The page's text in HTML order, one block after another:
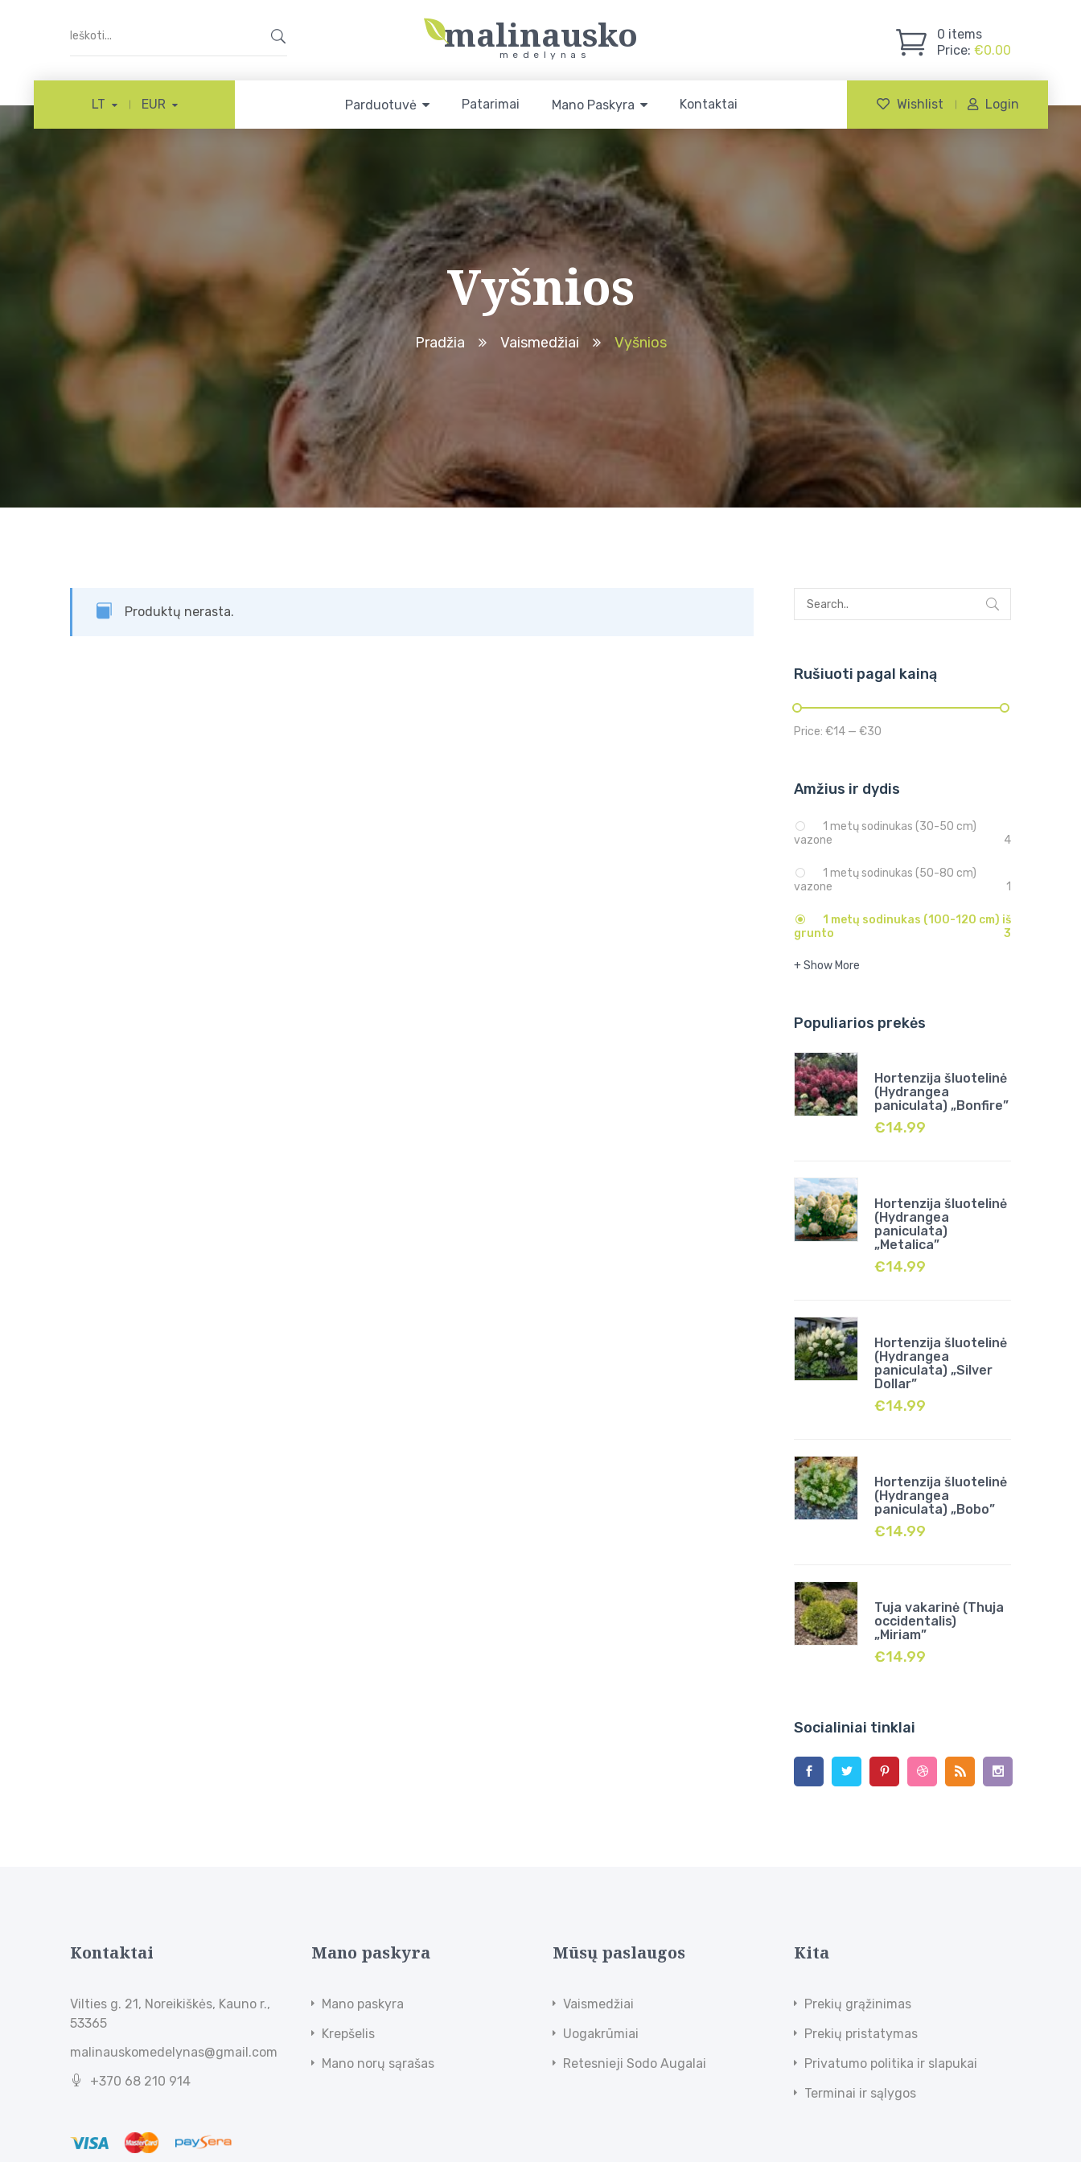
malinausko
medelynas
0 items
Price: €0.00
LT EUR Parduotuvė Patarimai Mano Paskyra Kontaktai Wishlist Login
Vyšnios
Pradžia Vaismedžiai Vyšnios
Produktų nerasta.
Rušiuoti pagal kainą
Price: €14 — €30
Amžius ir dydis
1 metų sodinukas (30-50 cm)
vazone
4
1 metų sodinukas (50-80 cm)
vazone
1
1 metų sodinukas (100-120 cm) iš
grunto
3
+ Show More
Populiarios prekės
Hortenzija šluotelinė
(Hydrangea
paniculata) „Bonfire”
€14.99
Hortenzija šluotelinė
(Hydrangea
paniculata)
„Metalica”
€14.99
Hortenzija šluotelinė
(Hydrangea
paniculata) „Silver
Dollar”
€14.99
Hortenzija šluotelinė
(Hydrangea
paniculata) „Bobo”
€14.99
Tuja vakarinė (Thuja
occidentalis)
„Miriam”
€14.99
Socialiniai tinklai
Kontaktai
Vilties g. 21, Noreikiškės, Kauno r.,
53365
malinauskomedelynas@gmail.com
+370 68 210 914
Mano paskyra
Mano paskyra
Krepšelis
Mano norų sąrašas
Mūsų paslaugos
Vaismedžiai
Uogakrūmiai
Retesnieji Sodo Augalai
Kita
Prekių grąžinimas
Prekių pristatymas
Privatumo politika ir slapukai
Terminai ir sąlygos